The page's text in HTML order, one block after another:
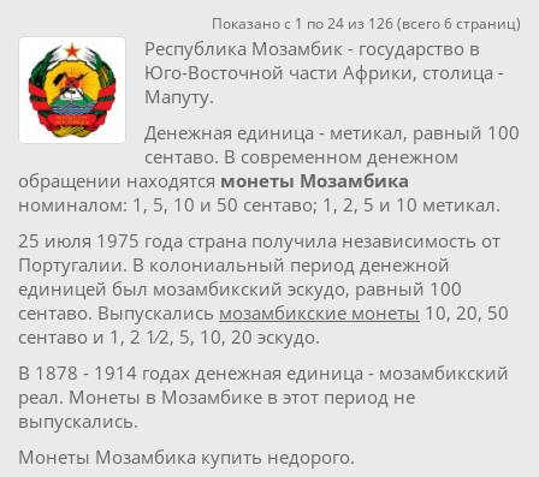
Показано с 1 по 24 из 126 (всего 6 страниц)
Республика Мозамбик - государство в
Юго-Восточной части Африки, столица -
Мапуту.
Денежная единица - метикал, равный 100
сентаво. В современном денежном
обращении находятся монеты Мозамбика
номиналом: 1, 5, 10 и 50 сентаво; 1, 2, 5 и 10 метикал.
25 июля 1975 года страна получила независимость от
Португалии. В колониальный период денежной
единицей был мозамбикский эскудо, равный 100
сентаво. Выпускались мозамбикские монеты 10, 20, 50
сентаво и 1, 2 1⁄2, 5, 10, 20 эскудо.
В 1878 - 1914 годах денежная единица - мозамбикский
реал. Монеты в Мозамбике в этот период не
выпускались.
Монеты Мозамбика купить недорого.